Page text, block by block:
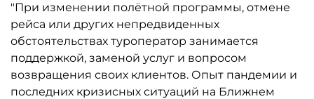
"При изменении полётной программы, отмене
рейса или других непредвиденных
обстоятельствах туроператор занимается
поддержкой, заменой услуг и вопросом
возвращения своих клиентов. Опыт пандемии и
последних кризисных ситуаций на Ближнем